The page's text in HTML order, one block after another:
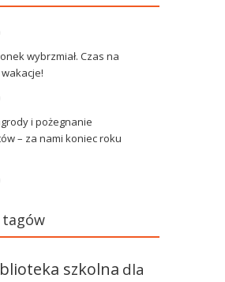
wybrzmiał. Czas na
i pożegnanie
– za nami koniec roku
tagów
szkolna dla